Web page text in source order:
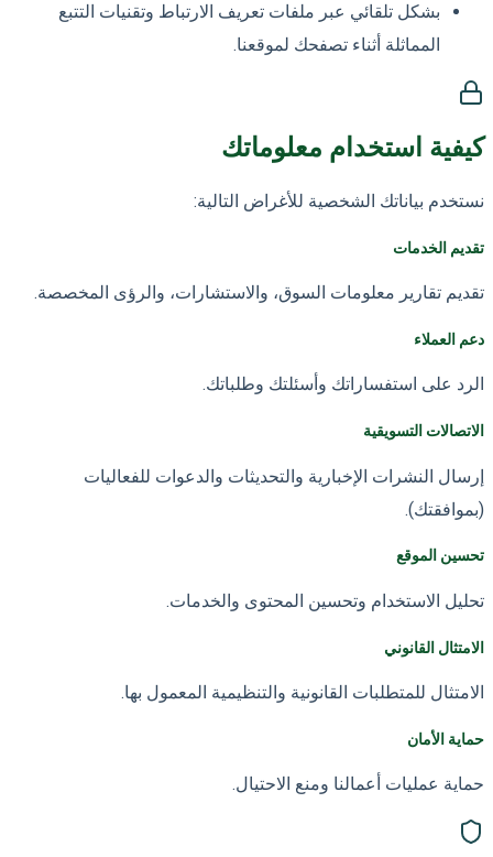
بشكل تلقائي عبر ملفات تعريف الارتباط وتقنيات التتبع
المماثلة أثناء تصفحك لموقعنا.
كيفية استخدام معلوماتك
نستخدم بياناتك الشخصية للأغراض التالية:
تقديم الخدمات
تقديم تقارير معلومات السوق، والاستشارات، والرؤى المخصصة.
دعم العملاء
الرد على استفساراتك وأسئلتك وطلباتك.
الاتصالات التسويقية
إرسال النشرات الإخبارية والتحديثات والدعوات للفعاليات
(بموافقتك).
تحسين الموقع
تحليل الاستخدام وتحسين المحتوى والخدمات.
الامتثال القانوني
الامتثال للمتطلبات القانونية والتنظيمية المعمول بها.
حماية الأمان
حماية عمليات أعمالنا ومنع الاحتيال.